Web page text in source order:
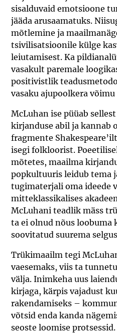
sisalduvaid emotsioone
jääda arusaamatuks.
mõtlemine ja
tsivilisatsioonile külge
leiutamisest. Ka
vasakult paremale
positivistlik
vasaku ajupoolkera võimu
McLuhan ise püüab
kirjanduse abil ja kannab
fragmente
isegi folkloorist.
mõtetes, maailma
popkultuuris leidub tema
tugimaterjali oma ideede
mitteklassikalises
McLuhani teadlik mäss
ta ei olnud nõus loobuma
soovitatud suurema
Trükimaailm tegi
vaesemaks, viis ta
välja. Inimkeha uus
kirjaga, kärpis vajadust
rakendamiseks –
võtsid enda kanda
seoste loomise